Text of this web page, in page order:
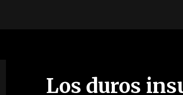
Los duros